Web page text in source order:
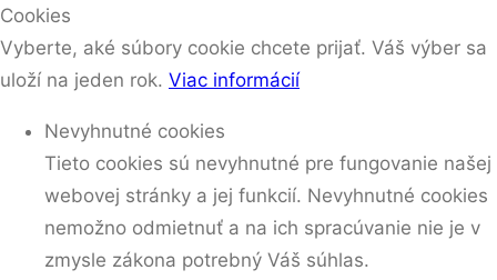
Cookies
Vyberte, aké súbory cookie chcete prijať. Váš výber sa
uloží na jeden rok. Viac informácií
Nevyhnutné cookies
Tieto cookies sú nevyhnutné pre fungovanie našej
webovej stránky a jej funkcií. Nevyhnutné cookies
nemožno odmietnuť a na ich spracúvanie nie je v
zmysle zákona potrebný Váš súhlas.